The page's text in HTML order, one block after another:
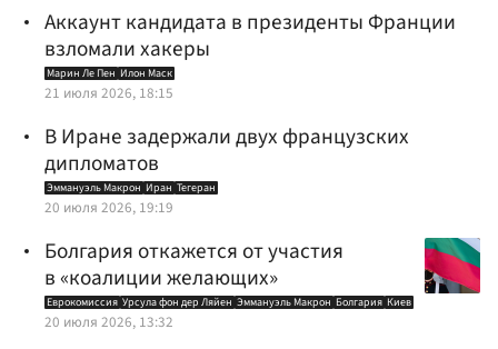
Аккаунт кандидата в президенты Франции
взломали хакеры
Марин Ле Пен Илон Маск
21 июля 2026, 18:15
В Иране задержали двух французских
дипломатов
Эммануэль Макрон Иран Тегеран
20 июля 2026, 19:19
Болгария откажется от участия
в «коалиции желающих»
Еврокомиссия Урсула фон дер Ляйен Эммануэль Макрон Болгария Киев
20 июля 2026, 13:32